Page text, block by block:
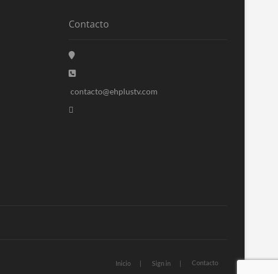
Contacto
contacto@ehplustv.com
Inicio Sign in Contacto